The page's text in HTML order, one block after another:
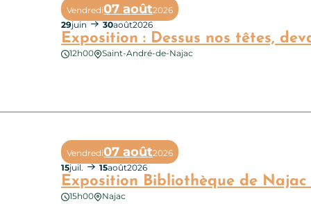
Exposition : Dessus nos têtes,
12h00 Saint-André-de-Najac
Vendredi07 août2026
29juin 30août2026
Exposition Bibliothèque de
15h00 Najac
Vendredi07 août2026
15juil. 15août2026